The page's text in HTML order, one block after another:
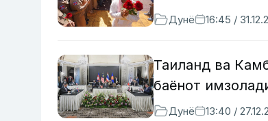
Дунё 16:45 /
Таиланд ва
баёнот
Дунё 13:40 /